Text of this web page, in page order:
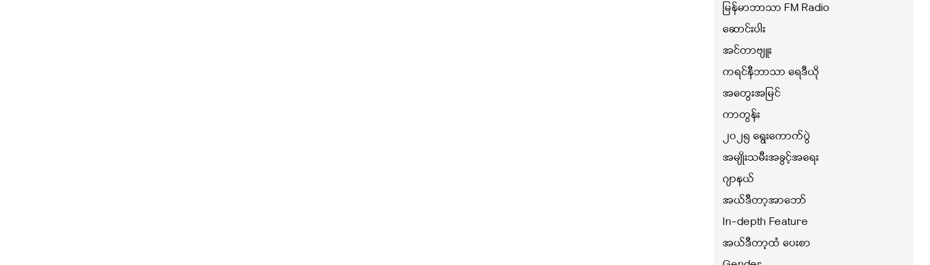
မြန်မာဘာသာ FM Radio
ဆောင်းပါး
အင်တာဗျူး
ကရင်နီဘာသာ ရေဒီယို
အတွေးအမြင်
ကာတွန်း
၂၀၂၅ ရွေးကောက်ပွဲ
အမျိုးသမီးအခွင့်အရေး
ဂျာနယ်
အယ်ဒီတာ့အာဘော်
In-depth Feature
အယ်ဒီတာ့ထံ ပေးစာ